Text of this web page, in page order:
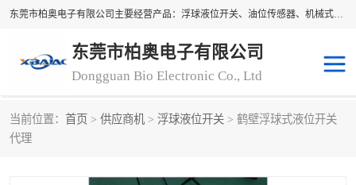
东莞市柏奥电子有限公司主要经营产品：浮球液位开关、油位传感器、机械式油表、浮球液位计、水位控制浮球阀、料位开关，水流开关、油水位控制配套仪表等。柏奥电子，您可信赖的合作伙伴
东莞市柏奥电子有限公司
Dongguan Bio Electronic Co., Ltd
当前位置： 首页 > 供应商机 > 浮球液位开关 > 鹤壁浮球式液位开关
代理浮球液位开关
机械式油表 水流开关